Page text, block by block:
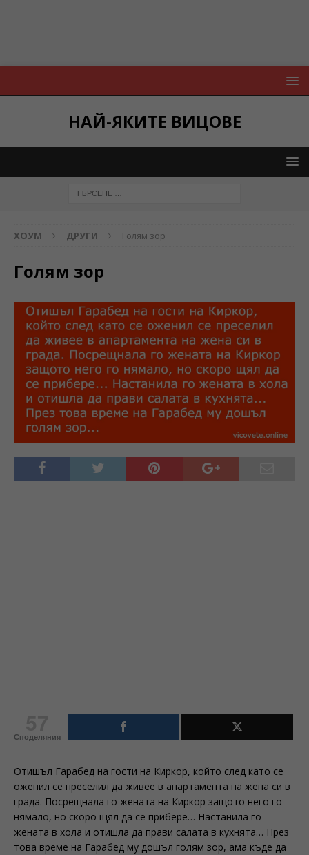
НАЙ-ЯКИТЕ ВИЦОВЕ
ХОУМ ДРУГИ Голям зор
Голям зор
Споделяния
Отишъл Гарабед на гости на Киркор, който след като се
оженил се преселил да живее в апартамента на жена си в
града. Посрещнала го жената на Киркор защото него го
нямало, но скоро щял да се прибере… Настанила го
жената в хола и отишла да прави салата в кухнята… През
това време на Гарабед му дошъл голям зор, ама къде да